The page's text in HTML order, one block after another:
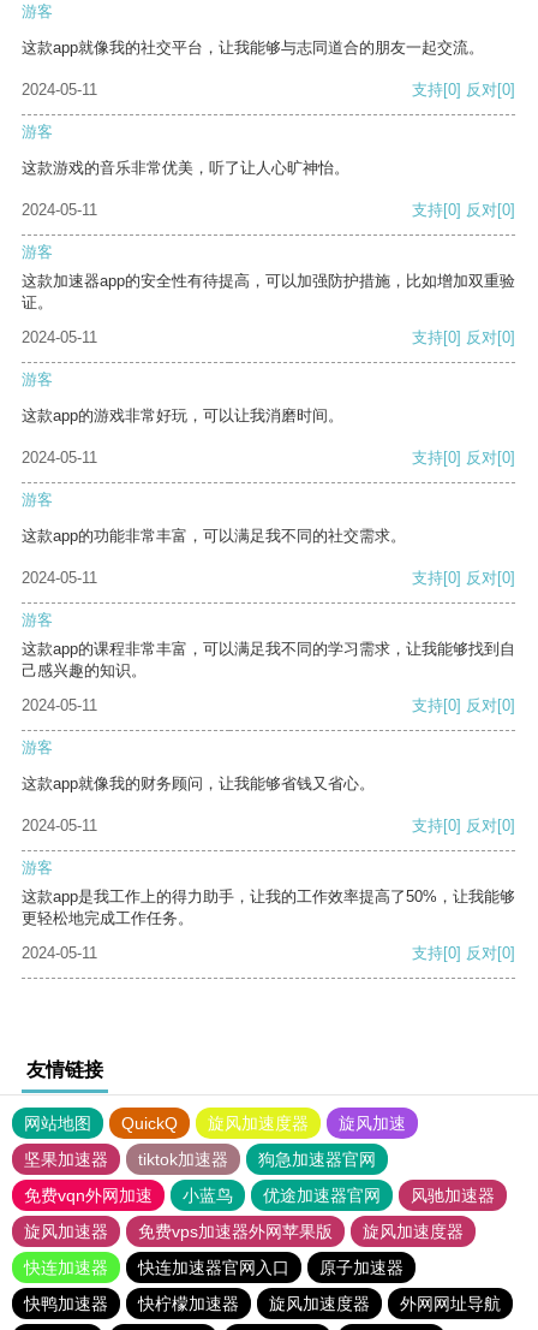
游客
这款app就像我的社交平台，让我能够与志同道合的朋友一起交流。
2024-05-11 支持[0] 反对[0]
游客
这款游戏的音乐非常优美，听了让人心旷神怡。
2024-05-11 支持[0] 反对[0]
游客
这款加速器app的安全性有待提高，可以加强防护措施，比如增加双重验
证。
2024-05-11
支持[0] 反对[0]
游客
这款app的游戏非常好玩，可以让我消磨时间。
2024-05-11 支持[0] 反对[0]
游客
这款app的功能非常丰富，可以满足我不同的社交需求。
2024-05-11 支持[0] 反对[0]
游客
这款app的课程非常丰富，可以满足我不同的学习需求，让我能够找到自
己感兴趣的知识。
2024-05-11
支持[0] 反对[0]
游客
这款app就像我的财务顾问，让我能够省钱又省心。
2024-05-11 支持[0] 反对[0]
游客
这款app是我工作上的得力助手，让我的工作效率提高了50%，让我能够
更轻松地完成工作任务。
2024-05-11
支持[0] 反对[0]
友情链接
网站地图 QuickQ 旋风加速度器
旋风加速
坚果加速器
tiktok加速器
狗急加速器官网
免费vqn外网加速
小蓝鸟 优途加速器官网
风驰加速器
旋风加速器
免费vps加速器外网苹果版
旋风加速度器
快连加速器
快连加速器官网入口
原子加速器
快鸭加速器
快柠檬加速器 旋风加速度器 外网网址导航